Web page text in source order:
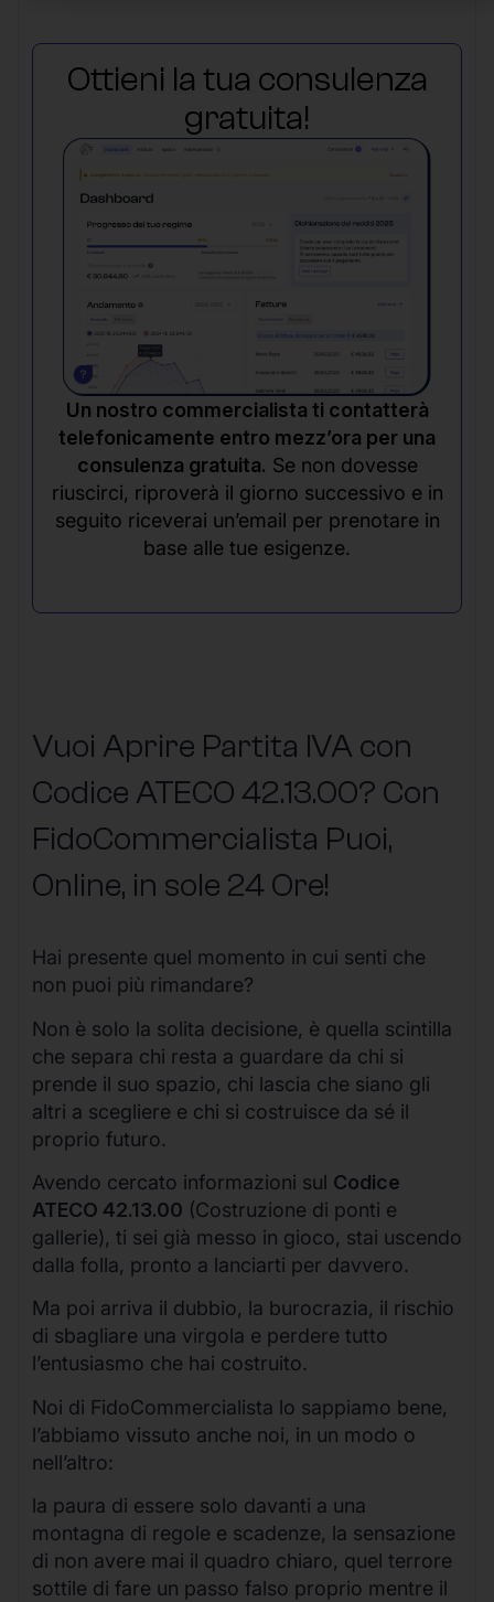
Ottieni la tua consulenza
gratuita!
Un nostro commercialista ti contatterà
telefonicamente entro mezz’ora per una
consulenza gratuita. Se non dovesse
riuscirci, riproverà il giorno successivo e in
seguito riceverai un’email per prenotare in
base alle tue esigenze.
Vuoi Aprire Partita IVA con
Codice ATECO 42.13.00? Con
FidoCommercialista Puoi,
Online, in sole 24 Ore!
Hai presente quel momento in cui senti che
non puoi più rimandare?
Non è solo la solita decisione, è quella scintilla
che separa chi resta a guardare da chi si
prende il suo spazio, chi lascia che siano gli
altri a scegliere e chi si costruisce da sé il
proprio futuro.
Avendo cercato informazioni sul Codice
ATECO 42.13.00 (Costruzione di ponti e
gallerie), ti sei già messo in gioco, stai uscendo
dalla folla, pronto a lanciarti per davvero.
Ma poi arriva il dubbio, la burocrazia, il rischio
di sbagliare una virgola e perdere tutto
l’entusiasmo che hai costruito.
Noi di FidoCommercialista lo sappiamo bene,
l’abbiamo vissuto anche noi, in un modo o
nell’altro:
la paura di essere solo davanti a una
montagna di regole e scadenze, la sensazione
di non avere mai il quadro chiaro, quel terrore
sottile di fare un passo falso proprio mentre il